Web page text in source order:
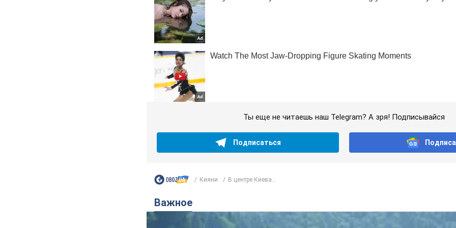
Ты еще не читаешь наш Telegram? А зря! Подписывайся
Подписаться
Кияни В центре Киева...
Важное